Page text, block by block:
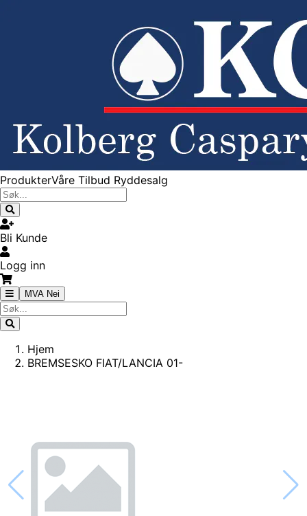
ProdukterVåre Tilbud Ryddesalg
Bli Kunde
Logg inn
MVA Nei
Hjem
BREMSESKO FIAT/LANCIA 01-